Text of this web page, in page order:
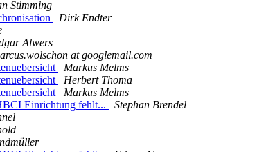
Stimming
Dirk Endter
Alwers
at googlemail.com
Markus Melms
Herbert Thoma
Markus Melms
Einrichtung fehlt...
Stephan Brendel